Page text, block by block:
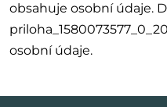
obsahuje osobní údaje.
osobní údaje.